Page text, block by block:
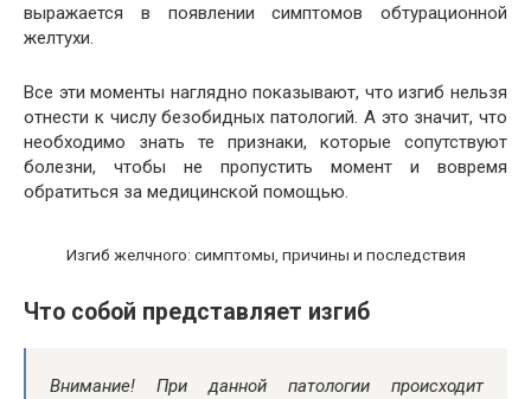
выражается в появлении симптомов обтурационной
желтухи.
Все эти моменты наглядно показывают, что изгиб нельзя
отнести к числу безобидных патологий. А это значит, что
необходимо знать те признаки, которые сопутствуют
болезни, чтобы не пропустить момент и вовремя
обратиться за медицинской помощью.
Изгиб желчного: симптомы, причины и последствия
Что собой представляет изгиб
Внимание! При данной патологии происходит